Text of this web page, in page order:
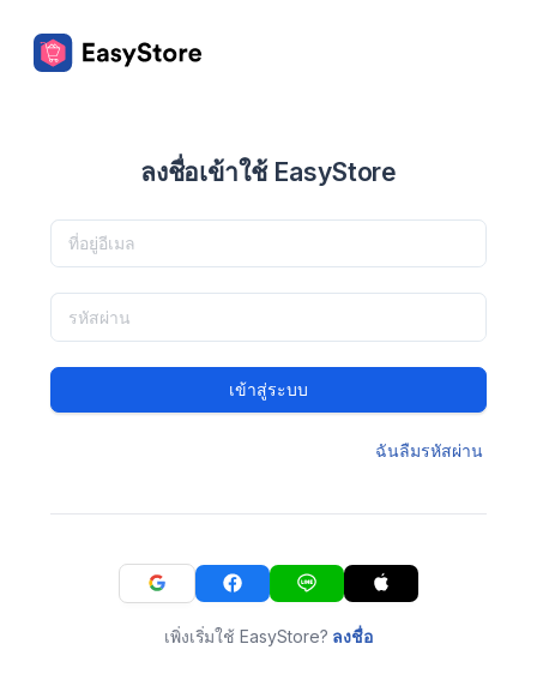
ลงชื่อเข้าใช้ EasyStore
เข้าสู่ระบบ
ฉันลืมรหัสผ่าน
เพิ่งเริ่มใช้ EasyStore? ลงชื่อ